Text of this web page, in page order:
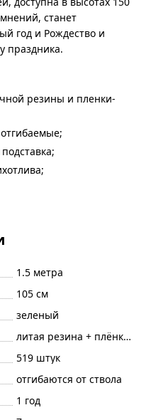
станет
год и Рождество и
праздника.
резины и пленки-
1.5 метра
105 см
зеленый
литая резина + плёнка
519 штук
отгибаются от ствола
1 год